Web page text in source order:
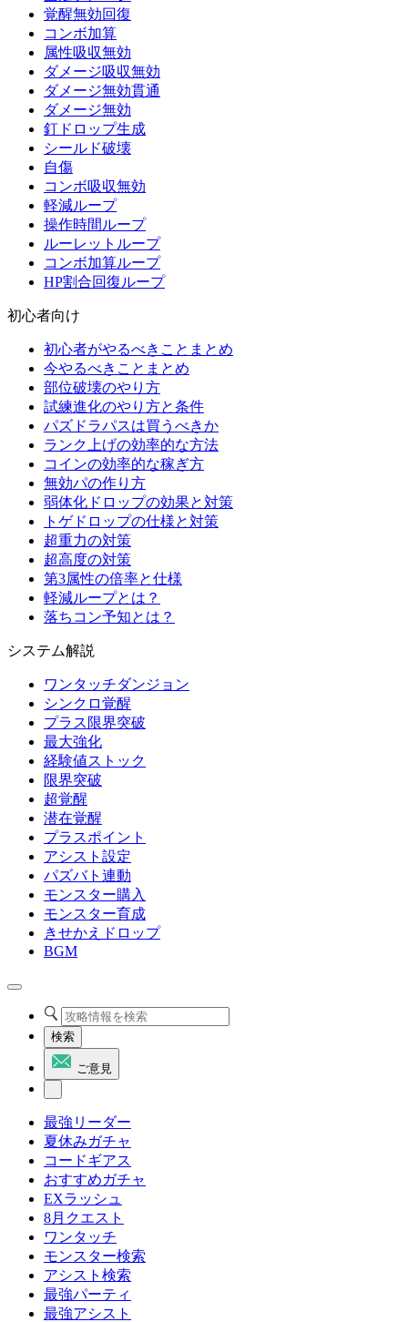
覚醒無効回復
コンボ加算
属性吸収無効
ダメージ吸収無効
ダメージ無効貫通
ダメージ無効
釘ドロップ生成
シールド破壊
自傷
コンボ吸収無効
軽減ループ
操作時間ループ
ルーレットループ
コンボ加算ループ
HP割合回復ループ
初心者向け
初心者がやるべきことまとめ
今やるべきことまとめ
部位破壊のやり方
試練進化のやり方と条件
パズドラパスは買うべきか
ランク上げの効率的な方法
コインの効率的な稼ぎ方
無効パの作り方
弱体化ドロップの効果と対策
トゲドロップの仕様と対策
超重力の対策
超高度の対策
第3属性の倍率と仕様
軽減ループとは？
落ちコン予知とは？
システム解説
ワンタッチダンジョン
シンクロ覚醒
プラス限界突破
最大強化
経験値ストック
限界突破
超覚醒
潜在覚醒
プラスポイント
アシスト設定
パズバト連動
モンスター購入
モンスター育成
きせかえドロップ
BGM
検索
ご意見
最強リーダー
夏休みガチャ
コードギアス
おすすめガチャ
EXラッシュ
8月クエスト
ワンタッチ
モンスター検索
アシスト検索
最強パーティ
最強アシスト